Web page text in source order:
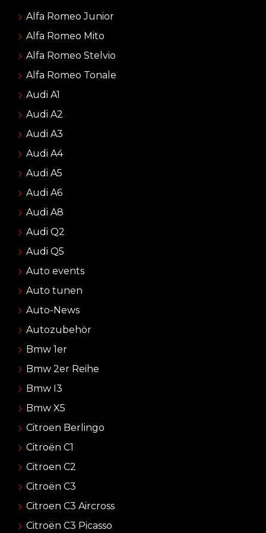
Alfa Romeo Junior
Alfa Romeo Mito
Alfa Romeo Stelvio
Alfa Romeo Tonale
Audi A1
Audi A2
Audi A3
Audi A4
Audi A5
Audi A6
Audi A8
Audi Q2
Audi Q5
Auto events
Auto tunen
Auto-News
Autozubehör
Bmw 1er
Bmw 2er Reihe
Bmw I3
Bmw X5
Citroen Berlingo
Citroën C1
Citroen C2
Citroën C3
Citroen C3 Aircross
Citroën C3 Picasso